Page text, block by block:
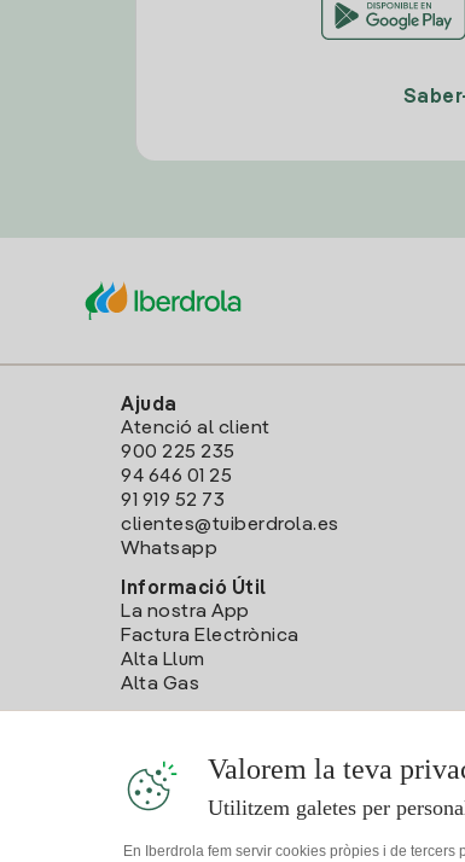
Ajuda
Atenció al client
900 225 235
94 646 01 25
91 919 52 73
clientes@tuiberdrola.es
Whatsapp
Informació Útil
La nostra App
Factura Electrònica
Alta Llum
Alta Gas
Valorem la teva
Utilitzem galetes per
En Iberdrola fem servir cookies pròpies i de